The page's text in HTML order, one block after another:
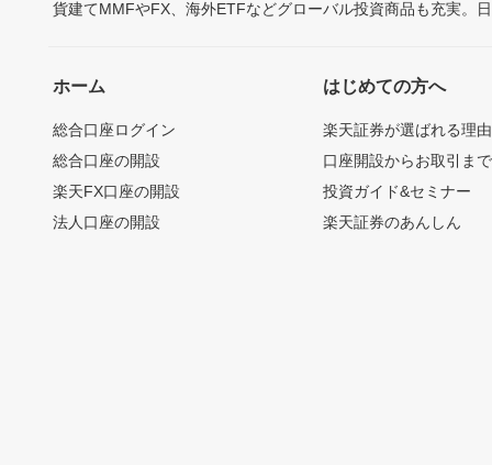
貨建てMMFやFX、海外ETFなどグローバル投資商品も充実。
ホーム
総合口座ログイン
総合口座の開設
楽天FX口座の開設
法人口座の開設
はじめての方へ
楽天証券が選ばれる理由
口座開設からお取引ま
投資ガイド&セミナー
楽天証券のあんしん